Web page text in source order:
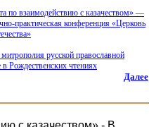
по взаимодействию с казачеством» —
практическая конференция «Церковь
русской православной
Рождественских чтениях
Далее